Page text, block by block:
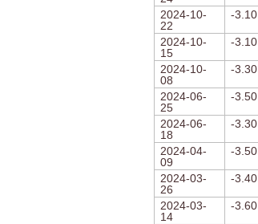
2024-10-
22
-3.10
2024-10-
15
-3.10
2024-10-
08
-3.30
2024-06-
25
-3.50
2024-06-
18
-3.30
2024-04-
09
-3.50
2024-03-
26
-3.40
2024-03-
14
-3.60